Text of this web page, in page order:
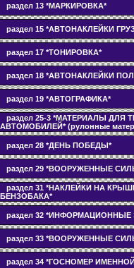
раздел 13 *МАРКИРОВКА*
раздел 15 *АВТОНАКЛЕЙКИ
раздел 17 *ТОНИРОВКА*
раздел 18 *АВТОНАКЛЕЙКИ
раздел 19 *АВТОГРАФИКА*
раздел 25-3 *МАТЕРИАЛЫ ДЛЯ
АВТОМОБИЛЕЙ* (рулонные
раздел 28 *ДЕНЬ ПОБЕДЫ*
раздел 29 *ВООРУЖЕННЫЕ
раздел 31 *НАКЛЕЙКИ НА
БЕНЗОБАКА*
раздел 32 *ИНФОРМАЦИОННЫЕ
раздел 33 *ВООРУЖЕННЫЕ
раздел 34 *ГОСНОМЕР